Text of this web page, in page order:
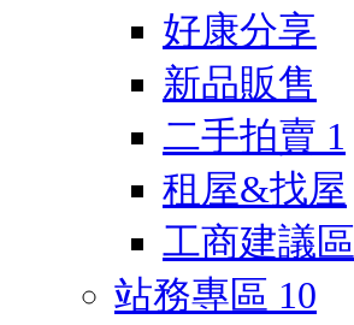
好康分享
新品販售
二手拍賣 1
租屋&找屋
工商建議區
站務專區 10